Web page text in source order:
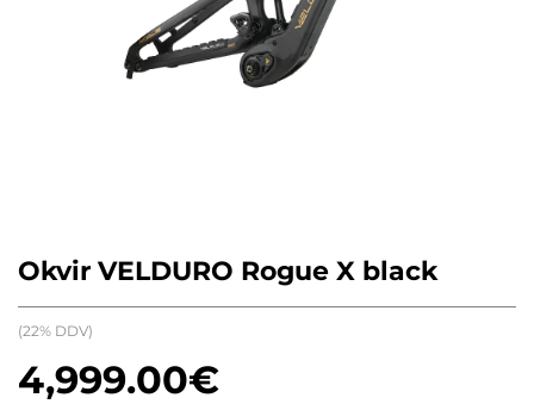
Okvir VELDURO Rogue X black
4,999.00€
(22% DDV)